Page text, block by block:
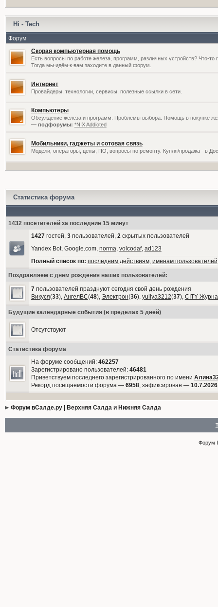
Hi - Tech
Форум
Скорая компьютерная помощь
Есть вопросы по работе железа, программ, различных устройств? Что-то
Тогдамы идём к вамзаходите в данный форум.
Интернет
Провайдеры, технологии, сервисы, полезные ссылки в сети.
Компьютеры
Обсуждение железа и программ. Проблемы выбора. Помощь в покупке
— подфорумы: *NIX Addicted
Мобильники, гаджеты и сотовая связь
Модели, операторы, цены, ПО, вопросы по ремонту. Купля/продажа - в
Статистика форума
1432 посетителей за последние 15 минут
1427гостей, 3пользователей, 2скрытых пользователей
Yandex Bot, Google.com, norma, volcodaf, ad123
Полный список по: последним действиям, именам пользователей
Поздравляем с днем рождения наших пользователей:
7пользователей празднуют сегодня свой день рождения
Викуся(33), АнгелВС(48), Электрон(36), yuliya3212(37), CITY
Будущие календарные события (в пределах 5 дней)
Отсутствуют
Статистика форума
На форуме сообщений: 462257
Зарегистрировано пользователей: 46481
Приветствуем последнего зарегистрированного по имени
Рекорд посещаемости форума — 6958, зафиксирован —
Форум вСалде.ру | Верхняя Салда и Нижняя Салда
Форум